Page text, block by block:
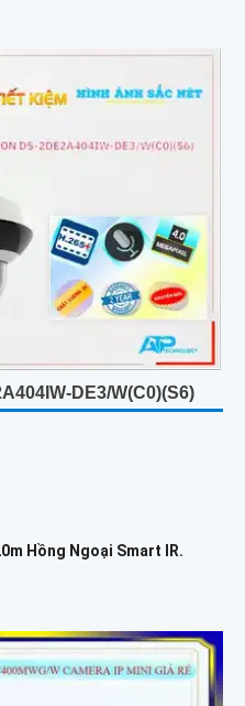
DE3/W(C0)(S6)
Hồng Ngoại Smart IR.